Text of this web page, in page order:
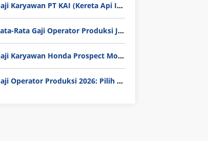
Gaji Karyawan PT KAI (Kereta Api Indonesia) Update 2025
Rata-Rata Gaji Operator Produksi Jabodetabek 2025: Bedah Tuntas UMK, Lemburan, dan Realita Hidup Buruh
Gaji Karyawan Honda Prospect Motor Semua Divisi
Gaji Operator Produksi 2026: Pilih PT Astra Honda Motor (AHM) atau Manufaktur di Jepang?